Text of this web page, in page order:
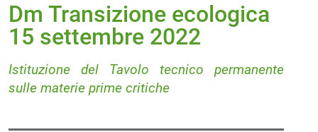
Dm Transizione ecologica
15 settembre 2022
Istituzione del Tavolo tecnico permanente
sulle materie prime critiche